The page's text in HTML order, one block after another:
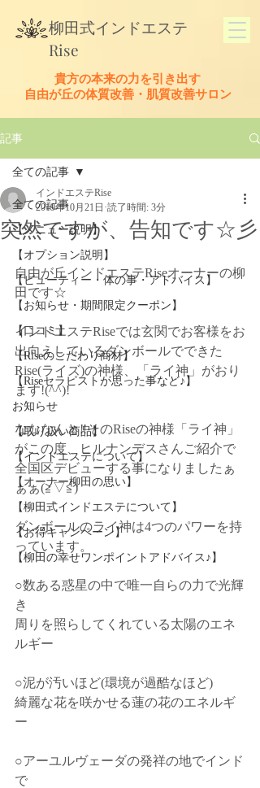
貴方の本来の力を引き出す
​自由が丘の体質改善・肌質改善サロン
​柳田式インドエステ
Rise
記事
全ての記事
【メニュー説明】
【オプション説明】
【ビューティー・体の事・アドバイス】
【お知らせ・期間限定クーポン】
【口コミ】
【Riseのこだわり商材】
【Riseセラピストが思った事など♪】
お知らせ
【取り扱い商品】
【インドエステについて】
【オーナー柳田の思い】
【柳田式インドエステについて】
【お得キャンペーン】
【柳田の幸せワンポイントアドバイス♪】
全ての記事
突然ですが、告知です☆彡
インドエステRise
2019年10月21日 読了時間: 3分
自由が丘インドエステRiseオーナーの柳
田です☆
インドエステRiseでは玄関でお客様をお
出向えしているダンボールでできた
Rise(ライズ)の神様、「ライ神」がおり
ます!(^^)!
なななんと‼️そのRiseの神様「ライ神」
がこの度、ヒルナンデスさんご紹介で
全国区デビューする事になりましたぁ
ぁぁ(≧▽≦)
ダンボールのライ神は4つのパワーを持
っています。
○数ある惑星の中で唯一自らの力で光輝
き﻿
周りを照らしてくれている太陽のエネ
ルギー
○泥が汚いほど(環境が過酷なほど)﻿
綺麗な花を咲かせる蓮の花のエネルギ
ー
○アーユルヴェーダの発祥の地でインド
で﻿